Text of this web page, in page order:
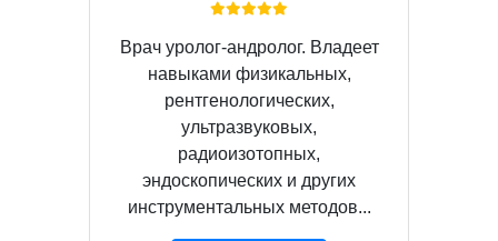
Врач уролог-андролог. Владеет
навыками физикальных,
рентгенологических,
ультразвуковых,
радиоизотопных,
эндоскопических и других
инструментальных методов...